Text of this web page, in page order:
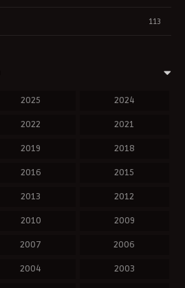
113
2025 2024
2022 2021
2019 2018
2016 2015
2013 2012
2010 2009
2007 2006
2004 2003